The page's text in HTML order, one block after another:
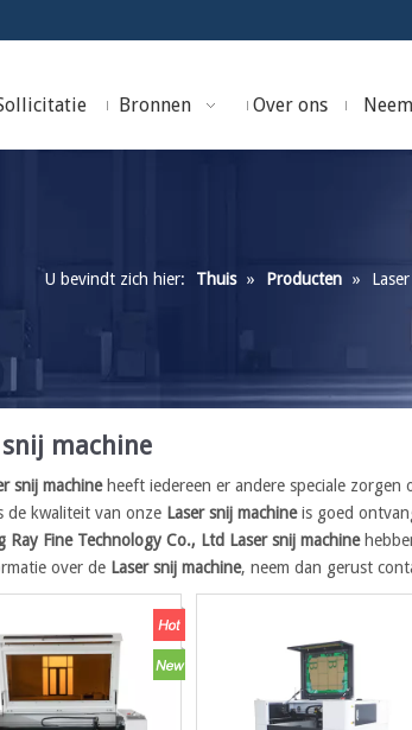
Bronnen Over ons
U bevindt zich hier: Thuis » Producten »
snij machine
snij machineheeft iedereen er andere speciale zorgen
de kwaliteit van onze Laser snij machineis goed
Ray Fine Technology Co., Ltd Laser snij machine
over de Laser snij machine, neem dan gerust